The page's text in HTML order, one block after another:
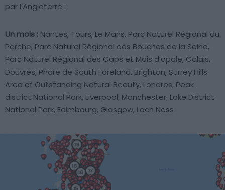
par l’Angleterre :
Un mois : Nantes, Tours, Le Mans, Parc Naturel Régional du
Perche, Parc Naturel Régional des Bouches de la Seine,
Parc Naturel Régional des Caps et Mais d’opale, Calais,
Douvres, Phare de South Foreland, Brighton, Surrey Hills
Area of Outstanding Natural Beauty, Londres, Peak
district National Park, Liverpool, Manchester, Lake District
National Park, Edimbourg, Glasgow, Loch Ness